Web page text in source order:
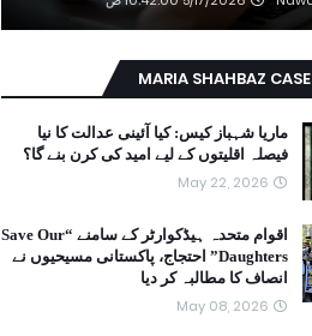
MARIA SHAHBAZ
ماریا شہباز کیس: کیا آئینی عدالت کا نیا
فیصلہ اقلیتوں کے لیے امید کی کرن بنے گا؟
May 22, 2026
اقوام متحدہ ہیڈکوارٹر کے سامنے “Save Our
Daughters” احتجاج، پاکستانی مسیحیوں نے
انصاف کا مطالبہ کر دیا
May 08, 2026